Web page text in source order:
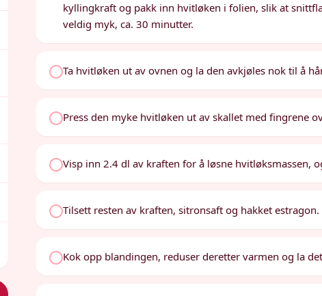
kyllingkraft og pakk inn hvitløken i folien, slik at
veldig myk, ca. 30 minutter.
Ta hvitløken ut av ovnen og la den avkjøles nok til å
Press den myke hvitløken ut av skallet med fingrene
Visp inn 2.4 dl av kraften for å løsne hvitløksmassen,
Tilsett resten av kraften, sitronsaft og hakket
Kok opp blandingen, reduser deretter varmen og la